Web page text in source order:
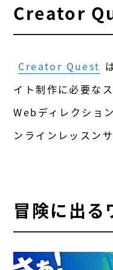
Creator
Creator Quest
イト制作に必要な
Webディレクショ
ンラインレッスンサ
冒険に出る